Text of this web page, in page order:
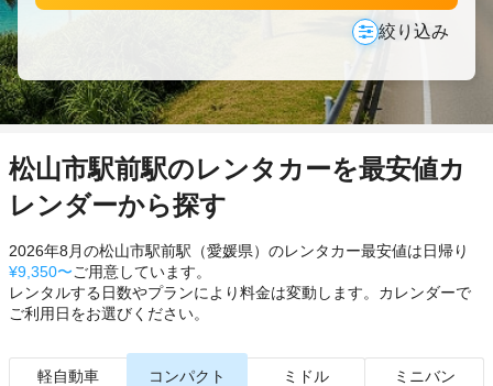
絞り込み
松山市駅前駅のレンタカーを最安値カ
レンダーから探す
2026年8月の松山市駅前駅（愛媛県）のレンタカー最安値は日帰り
¥9,350〜ご用意しています。
レンタルする日数やプランにより料金は変動します。カレンダーで
ご利用日をお選びください。
軽自動車 コンパクト ミドル ミニバン